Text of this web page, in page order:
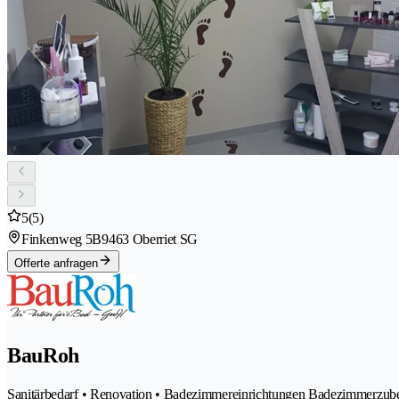
5(5)
Finkenweg 5B9463 Oberriet SG
Offerte anfragen
BauRoh
Sanitärbedarf • Renovation • Badezimmereinrichtungen